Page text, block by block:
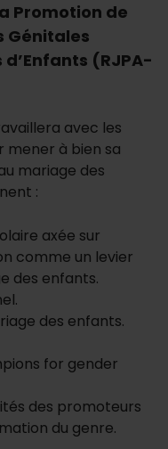
Promotion de
Génitales
(RJPA-
avec les
mener à bien sa
mariage des
:
axée sur
comme un levier
des enfants.
des enfants.
for gender
des promoteurs
du genre.